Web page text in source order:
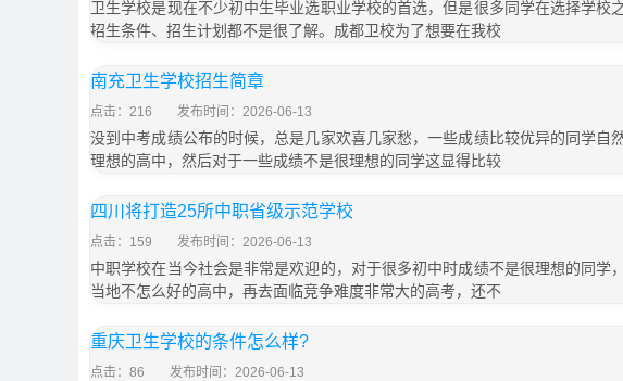
卫生学校是现在不少初中生毕业选职业学校的首选，但是很多同学在选择学校
招生条件、招生计划都不是很了解。成都卫校为了想要在我校
南充卫生学校招生简章
点击：216 发布时间：2026-06-13
没到中考成绩公布的时候，总是几家欢喜几家愁，一些成绩比较优异的同学自
理想的高中，然后对于一些成绩不是很理想的同学这显得比较
四川将打造25所中职省级示范学校
点击：159 发布时间：2026-06-13
中职学校在当今社会是非常是欢迎的，对于很多初中时成绩不是很理想的同学
当地不怎么好的高中，再去面临竞争难度非常大的高考，还不
重庆卫生学校的条件怎么样?
点击：86 发布时间：2026-06-13